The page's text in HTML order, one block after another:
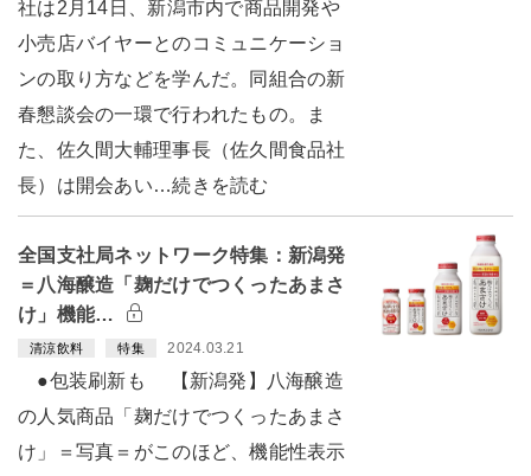
社は2月14日、新潟市内で商品開発や
小売店バイヤーとのコミュニケーショ
ンの取り方などを学んだ。同組合の新
春懇談会の一環で行われたもの。ま
た、佐久間大輔理事長（佐久間食品社
長）は開会あい…続きを読む
全国支社局ネットワーク特集：新潟発
＝八海醸造「麹だけでつくったあまさ
け」機能…
清涼飲料 特集 2024.03.21
●包装刷新も 【新潟発】八海醸造
の人気商品「麹だけでつくったあまさ
け」＝写真＝がこのほど、機能性表示